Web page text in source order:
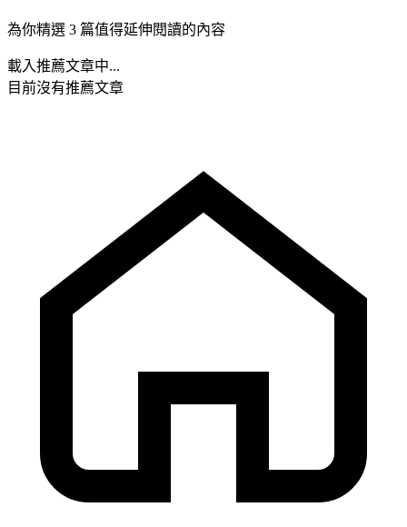
為你精選 3 篇值得延伸閱讀的內容
載入推薦文章中...
目前沒有推薦文章